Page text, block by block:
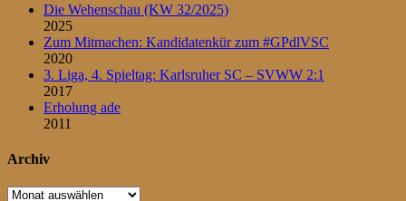
Die Wehenschau (KW 32/2025)
2025
Zum Mitmachen: Kandidatenkür zum #GPdlVSC
2020
3. Liga, 4. Spieltag: Karlsruher SC – SVWW 2:1
2017
Erholung ade
2011
Archiv
Archiv